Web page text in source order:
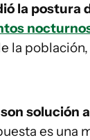
la postura
la
solución
es una